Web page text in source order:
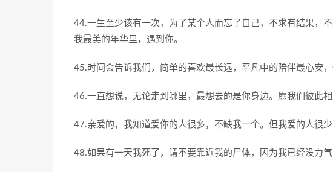
44.一生至少该有一次，为了某个人而忘了自己，不求有结果，
我最美的年华里，遇到你。
45.时间会告诉我们，简单的喜欢最长远，平凡中的陪伴最心安，
46.一直想说，无论走到哪里，最想去的是你身边。愿我们彼此相
47.亲爱的，我知道爱你的人很多，不缺我一个。但我爱的人很少
48.如果有一天我死了，请不要靠近我的尸体，因为我已经没力